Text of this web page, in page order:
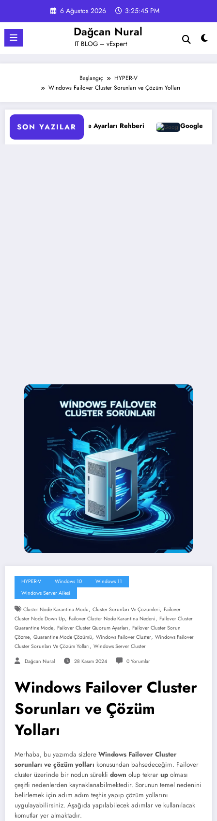
6 Ağustos 2026 3:25:46 PM
Dağcan Nural
IT BLOG – vExpert
Başlangıç
HYPER-V
Windows Failover Cluster Sorunları ve Çözüm Yolları
SON YAZILAR
Rehberi Google Gemini 3 ile Multimodal Yapay Zeka
HYPER-V Windows 10
Windows 11
Windows Server Ailesi
Cluster Node Karantina Modu, Cluster Sorunları Ve Çözümleri, Failover
Cluster Node Down Up, Failover Cluster Node Karantina Nedeni, Failover Cluster
Quarantine Mode, Failover Cluster Quorum Ayarları, Failover Cluster Sorun
Çözme, Quarantine Mode Çözümü, Windows Failover Cluster, Windows Failover
Cluster Sorunları Ve Çözüm Yolları, Windows Server Cluster
Dağcan Nural 28 Kasım 2024 0 Yorumlar
Windows Failover Cluster
Sorunları ve Çözüm
Yolları
Merhaba, bu yazımda sizlere Windows Failover Cluster
sorunları ve çözüm yolları konusundan bahsedeceğim. Failover
cluster üzerinde bir nodun sürekli down olup tekrar up olması
çeşitli nedenlerden kaynaklanabilmektedir. Sorunun temel nedenini
belirlemek için adım adım teşhis yapıp çözüm yollarını
uygulayabilirsiniz. Aşağıda yapılabilecek adımlar ve kullanılacak
komutlar yer almaktadır.